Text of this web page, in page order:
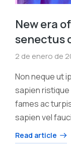
New era
senectus
2 de enero de
Non neque ut
sapien
fames ac
sapien vel
Read article